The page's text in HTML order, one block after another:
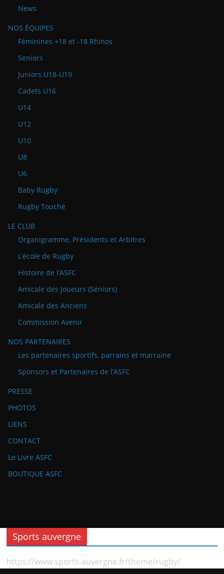
News
NOS ÉQUIPES
Féminines +18 et -18 Rhinos
Seniors
Juniors U18-U19
Cadets U16
U14
U12
U10
U8
U6
Baby Rugby
Rugby Touché
LE CLUB
Organigramme, Présidents et Arbitres
L’école de Rugby
Histoire de l’ASFC
Amicale des Joueurs (Séniors)
Amicale des Anciens
Commission Avenir
NOS PARTENAIRES
Les partenaires sportifs, parrains et marraine
Sponsors et Partenaires de l’ASFC
PRESSE
PHOTOS
LIENS
CONTACT
Le Livre ASFC
BOUTIQUE ASFC
Sports auvergne
https://www.sports-auvergne.fr/theme/rugby/